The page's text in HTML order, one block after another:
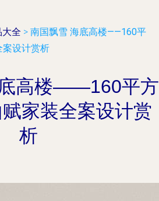
大全 > 南国飘雪 海底高楼——160平
设计赏析
高楼——160平方
家装全案设计赏
析